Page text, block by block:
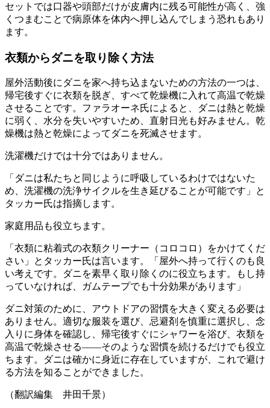
セットでは口器や頭部だけが皮膚内に残る可能性が高く、強
くつまむことで病原体を体内へ押し込んでしまう恐れもあり
ます。
衣類からダニを取り除く方法
屋外活動後にダニを家へ持ち込まないための方法の一つは、
帰宅後すぐに衣類を脱ぎ、すべて乾燥機に入れて高温で乾燥
させることです。ファラオーネ氏によると、ダニは熱と乾燥
に弱く、水分を失いやすいため、直射日光も好みません。乾
燥機は熱と乾燥によってダニを死滅させます。
洗濯機だけでは十分ではありません。
「ダニは私たちと同じように呼吸しているわけではないた
め、洗濯機の洗浄サイクルを生き延びることが可能です」と
タッカー氏は指摘します。
家庭用品も役立ちます。
「衣類に粘着式の衣類クリーナー（コロコロ）をかけてくだ
さい」とタッカー氏は言います。「屋外へ持って行くのも良
い考えです。ダニを素早く取り除くのに役立ちます。もし持
っていなければ、ガムテープでも十分効果があります」
ダニ対策のために、アウトドアの習慣を大きく変える必要は
ありません。適切な服装を選び、忌避剤を慎重に選択し、念
入りに身体を確認し、帰宅後すぐにシャワーを浴び、衣類を
高温で乾燥させる――そのような習慣を続けるだけでも役立
ちます。ダニは確かに身近に存在していますが、これで避け
る方法を知ることができました。
（翻訳編集 井田千景）